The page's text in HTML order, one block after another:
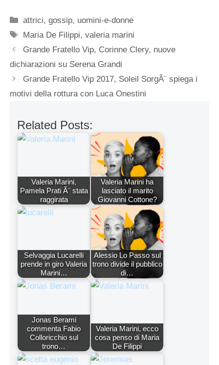
Categorie
attrici,gossip, uomini-e-donne
Tag
Maria De Filippi,valeria marini
Grande Fratello Vip, Corinne Clery, nuove
dichiarazioni su Serena Grandi
Grande Fratello Vip 2017, Soleil SorgÃ¨ spiega i
motivi della rottura con Luca Onestini
Related Posts:
Valeria Marini,
Pamela Prati Ã¨ stata
raggirata
Valeria Marini ha
lasciato il marito
Giovanni Cottone?
Selvaggia Lucarelli
prende in giro Valeria
Marini…
Alessio Lo Passo sul
trono divide il pubblico
di…
Jonas Berami
commenta Fabio
Colloricchio sul
trono…
Valeria Marini, ecco
cosa penso di Maria
De Filippi